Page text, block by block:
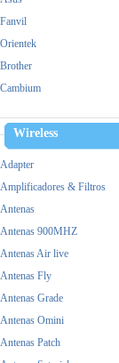
Fanvil
Orientek
Brother
Cambium
DellWireless
Adapter
Amplificadores & Filtros
Antenas
Antenas 900MHZ
Antenas Air live
Antenas Fly
Antenas Grade
Antenas Omini
Antenas Patch